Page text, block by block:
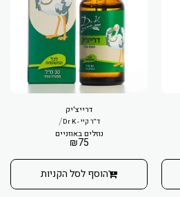
דרייצ'יק
ד''ר קיי - Dr K /
נוזלים באוזניים
₪75
הוסף לסל הקניות